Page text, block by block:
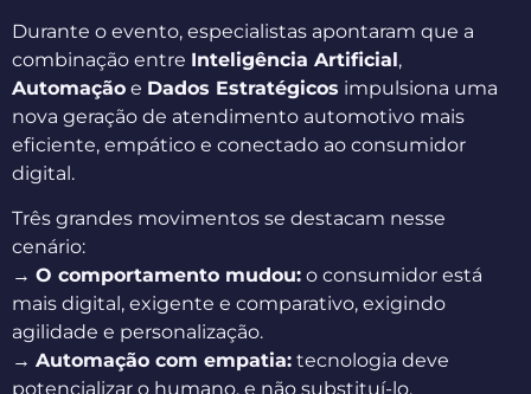
Durante o evento, especialistas apontaram que a
combinação entre Inteligência Artificial,
Automação e Dados Estratégicos impulsiona uma
nova geração de atendimento automotivo mais
eficiente, empático e conectado ao consumidor
digital.
Três grandes movimentos se destacam nesse
cenário:
→ O comportamento mudou: o consumidor está
mais digital, exigente e comparativo, exigindo
agilidade e personalização.
→ Automação com empatia: tecnologia deve
potencializar o humano, e não substituí-lo,